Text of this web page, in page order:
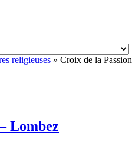
religieuses » Croix de la Passion
Lombez